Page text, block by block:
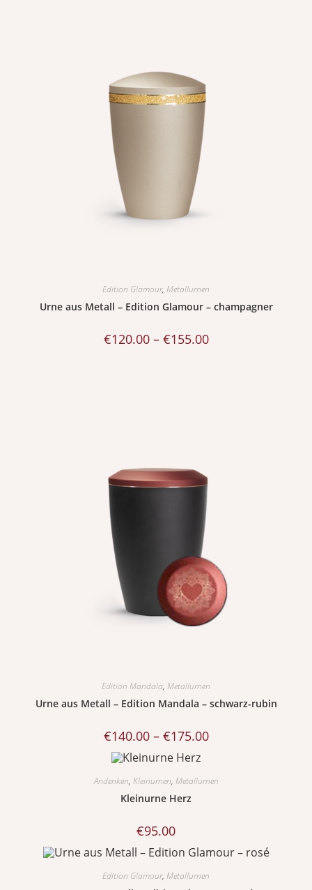
Edition Glamour, Metallurnen
Urne aus Metall – Edition Glamour – champagner
€120.00 – €155.00
Edition Mandala, Metallurnen
Urne aus Metall – Edition Mandala – schwarz-rubin
€140.00 – €175.00
Andenken, Kleinurnen, Metallurnen
Kleinurne Herz
€95.00
Edition Glamour, Metallurnen